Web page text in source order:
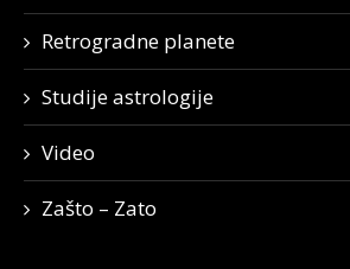
Retrogradne planete
Studije astrologije
Video
Zašto – Zato